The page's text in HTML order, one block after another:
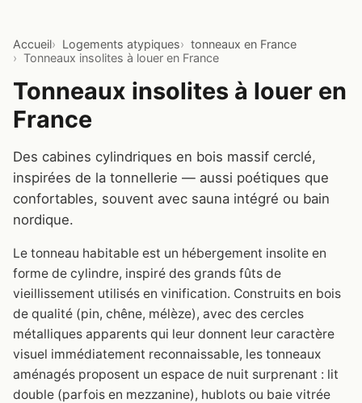
Accueil Logements atypiques
tonneaux en France
Tonneaux insolites à louer en France
Tonneaux insolites à louer en
France
Des cabines cylindriques en bois massif cerclé,
inspirées de la tonnellerie — aussi poétiques que
confortables, souvent avec sauna intégré ou bain
nordique.
Le tonneau habitable est un hébergement insolite en
forme de cylindre, inspiré des grands fûts de
vieillissement utilisés en vinification. Construits en bois
de qualité (pin, chêne, mélèze), avec des cercles
métalliques apparents qui leur donnent leur caractère
visuel immédiatement reconnaissable, les tonneaux
aménagés proposent un espace de nuit surprenant : lit
double (parfois en mezzanine), hublots ou baie vitrée